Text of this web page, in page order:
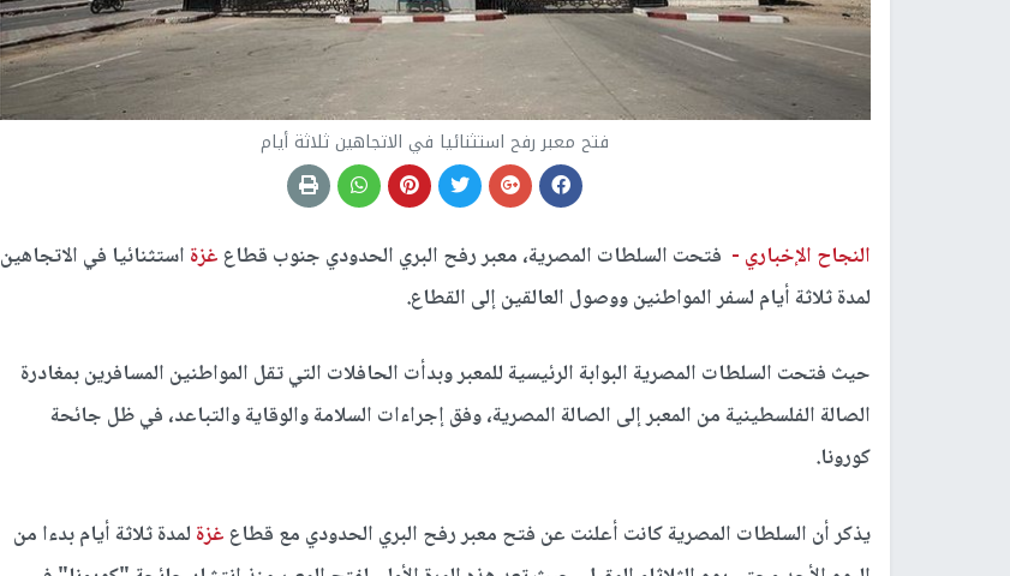
فتح معبر رفح استثنائيا في الاتجاهين ثلاثة أيام
النجاح الإخباري - فتحت السلطات المصرية، معبر رفح البري الحدودي جنوب قطاع غزة استثنائيا في الاتجاهين
لمدة ثلاثة أيام لسفر المواطنين ووصول العالقين إلى القطاع.
حيث فتحت السلطات المصرية البوابة الرئيسية للمعبر وبدأت الحافلات التي تقل المواطنين المسافرين بمغادرة
الصالة الفلسطينية من المعبر إلى الصالة المصرية، وفق إجراءات السلامة والوقاية والتباعد، في ظل جائحة
كورونا.
يذكر أن السلطات المصرية كانت أعلنت عن فتح معبر رفح البري الحدودي مع قطاع غزة لمدة ثلاثة أيام بدءا من